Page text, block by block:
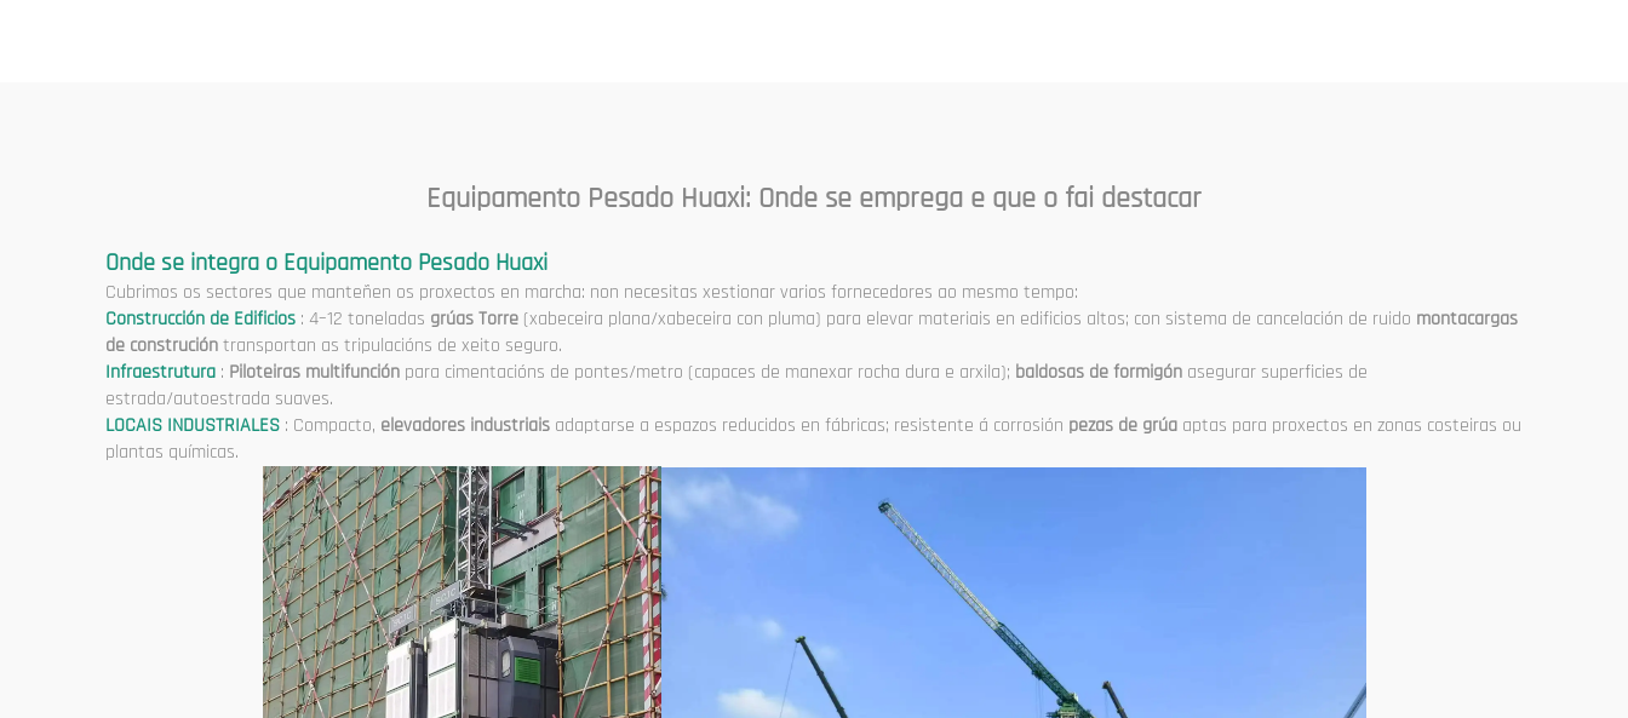
Equipamento Pesado Huaxi: Onde se emprega e que o fai destacar
Onde se integra o Equipamento Pesado Huaxi
Cubrimos os sectores que manteñen os proxectos en marcha: non necesitas xestionar varios fornecedores ao mesmo tempo:
Construcción de Edificios : 4–12 toneladas grúas Torre (xabeceira plana/xabeceira con pluma) para elevar materiais en edificios altos; con sistema de cancelación de ruido montacargas
de construcióntransportan as tripulacións de xeito seguro.
Infraestrutura : Piloteiras multifunción para cimentacións de pontes/metro (capaces de manexar rocha dura e arxila); baldosas de formigón asegurar superficies de
estrada/autoestrada suaves.
LOCAIS INDUSTRIALES : Compacto, elevadores industriais adaptarse a espazos reducidos en fábricas; resistente á corrosión pezas de grúa aptas para proxectos en zonas costeiras ou
plantas químicas.